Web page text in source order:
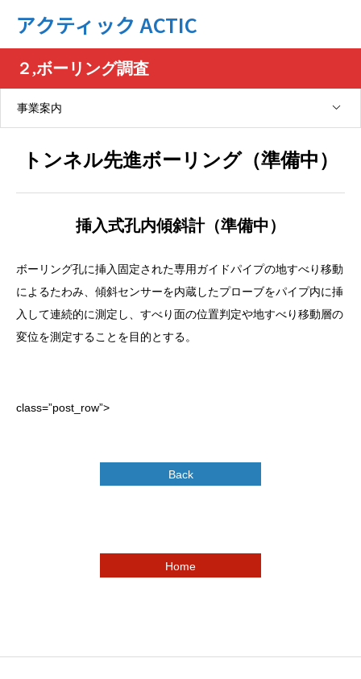
アクティック ACTIC
２,ボーリング調査
事業案内
トンネル先進ボーリング（準備中）
挿入式孔内傾斜計（準備中）
ボーリング孔に挿入固定された専用ガイドパイプの地すべり移動
によるたわみ、傾斜センサーを内蔵したプローブをパイプ内に挿
入して連続的に測定し、すべり面の位置判定や地すべり移動層の
変位を測定することを目的とする。
class=”post_row”>
Back
Home